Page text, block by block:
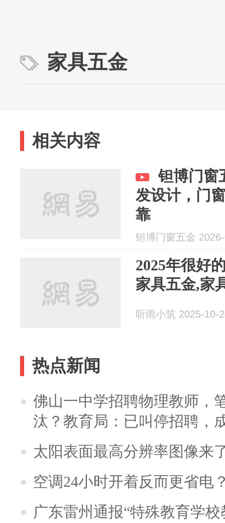
家具五金
相关内容
钽博门窗
发设计，门
靠
钽博门窗五金
2025年很好
家具五金,家
听雨小筑 2025-10-
热点新闻
佛山一中学招聘物理教师，
汰？教育局：已叫停招聘，
太阳表面最高分辨率图像来
空调24小时开着反而更省电
广东雷州通报“特殊教育学